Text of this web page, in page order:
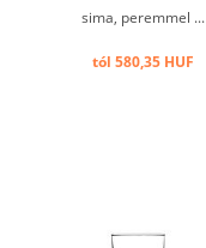
sima, peremmel ...
tól 580,35 HUF